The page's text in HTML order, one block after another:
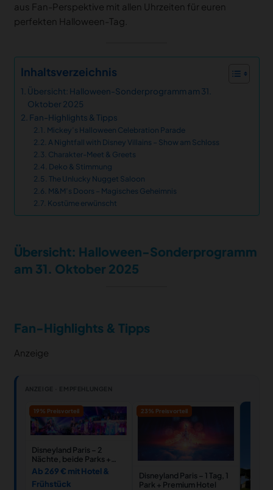
aus Fan-Perspektive mit allen Uhrzeiten für euren
perfekten Halloween-Tag.
Inhaltsverzeichnis
Übersicht: Halloween-Sonderprogramm am 31.
Oktober 2025
Fan-Highlights & Tipps
Mickey’s Halloween Celebration Parade
A Nightfall with Disney Villains – Show am Schloss
Charakter-Meet & Greets
Deko & Stimmung
The Unlucky Nugget Saloon
M&M’s Doors – Magisches Geheimnis
Kostüme erwünscht
Übersicht: Halloween-Sonderprogramm
am 31. Oktober 2025
Fan-Highlights & Tipps
Anzeige
ANZEIGE · EMPFEHLUNGEN
19% Preisvorteil
Disneyland Paris – 2
Nächte, beide Parks +
Hotel
Ab 269 € mit Hotel &
Frühstück
23% Preisvorteil
Disneyland Paris – 1 Tag, 1
Park + Premium Hotel